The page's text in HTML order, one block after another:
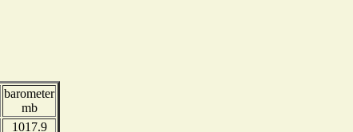
barometer
mb
1017.9